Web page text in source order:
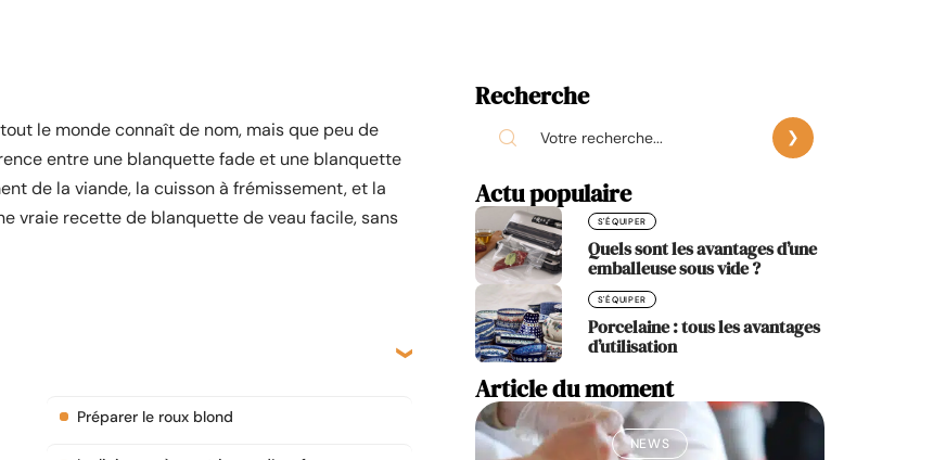
le monde connaît de nom, mais que peu de
entre une blanquette fade et une blanquette
de la viande, la cuisson à frémissement, et la
vraie recette de blanquette de veau facile, sans
Préparer le roux blond
Recherche
Actu populaire
S'ÉQUIPER
Quels sont les avantages d’une
emballeuse sous vide ?
S'ÉQUIPER
Porcelaine : tous les avantages
d’utilisation
Article du moment
NEWS